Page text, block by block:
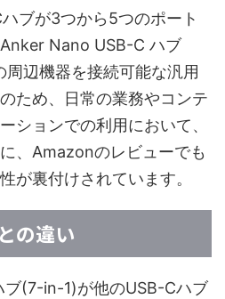
ブが3つから5つのポート
Nano USB-C ハブ
周辺機器を接続可能な汎用
ため、日常の業務やコンテ
ションでの利用において、
、Amazonのレビューでも
が裏付けされています。
の違い
(7-in-1)が他のUSB-Cハブ